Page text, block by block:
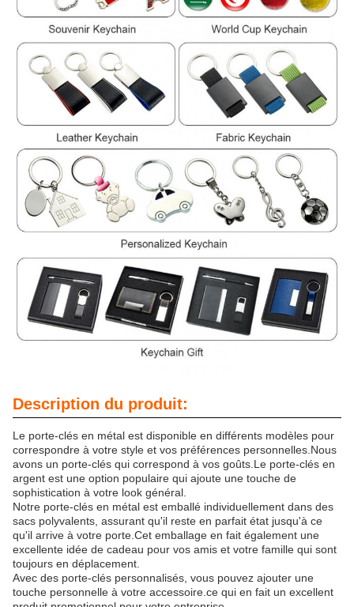
Description du produit:
Le porte-clés en métal est disponible en différents modèles pour
correspondre à votre style et vos préférences personnelles.Nous
avons un porte-clés qui correspond à vos goûts.Le porte-clés en
argent est une option populaire qui ajoute une touche de
sophistication à votre look général.
Notre porte-clés en métal est emballé individuellement dans des
sacs polyvalents, assurant qu'il reste en parfait état jusqu'à ce
qu'il arrive à votre porte.Cet emballage en fait également une
excellente idée de cadeau pour vos amis et votre famille qui sont
toujours en déplacement.
Avec des porte-clés personnalisés, vous pouvez ajouter une
touche personnelle à votre accessoire.ce qui en fait un excellent